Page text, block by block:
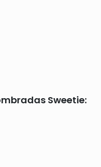
Sweetie: